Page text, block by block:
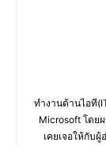
ทำงานด้านไอที
Microsoft โดย
เคยเจอให้กับ